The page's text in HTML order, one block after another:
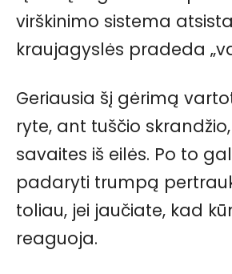
virškinimo sistema
kraujagyslės pradeda
Geriausia šį gėrimą
ryte, ant tuščio
savaites iš eilės. Po to
padaryti trumpą
toliau, jei jaučiate, kad
reaguoja.